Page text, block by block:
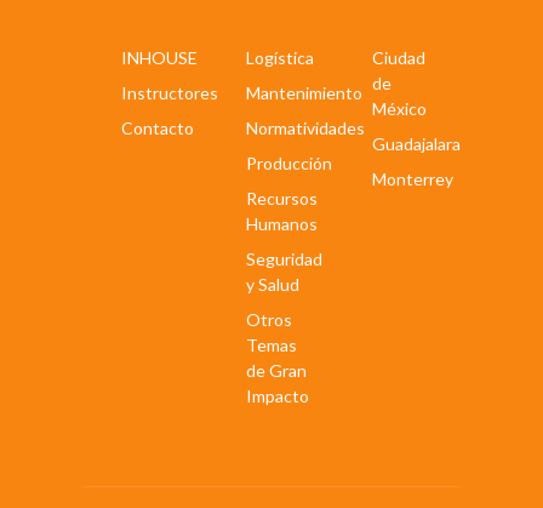
INHOUSE
Instructores
Contacto
Logística
Mantenimiento
Normatividades
Producción
Recursos
Humanos
Seguridad
y Salud
Otros
Temas
de Gran
Impacto
Ciudad
de
México
Guadajalara
Monterrey